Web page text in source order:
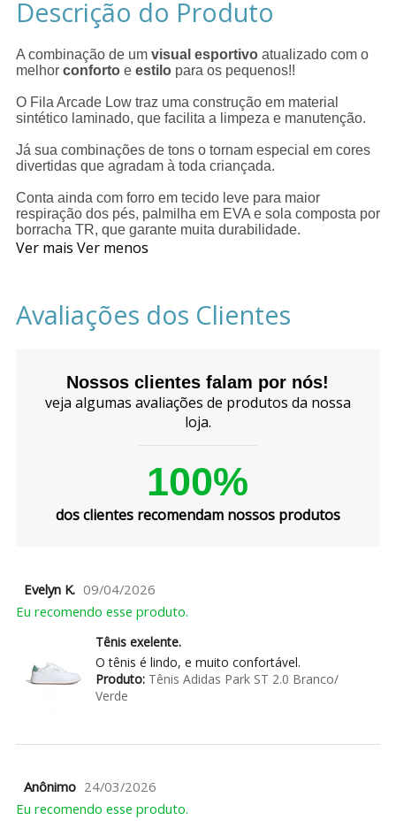
Descrição do Produto
A combinação de um visual esportivoatualizado com o
melhor conforto e estilo para os pequenos!!
O Fila Arcade Low traz uma construção em material
sintético laminado, que facilita a limpeza e manutenção.
Já sua combinações de tons o tornam especial em cores
divertidas que agradam à toda criançada.
Conta ainda com forro em tecido leve para maior
respiração dos pés, palmilha em EVA e sola composta por
borracha TR, que garante muita durabilidade.
Ver mais Ver menos
Avaliações dos Clientes
Nossos clientes falam por nós!
veja algumas avaliações de produtos da nossa
loja.
100%
dos clientes recomendam nossos produtos
Evelyn K. 09/04/2026
Eu recomendo esse produto.
Tênis exelente.
O tênis é lindo, e muito confortável.
Produto:Tênis Adidas Park ST 2.0 Branco/
Verde
Anônimo 24/03/2026
Eu recomendo esse produto.